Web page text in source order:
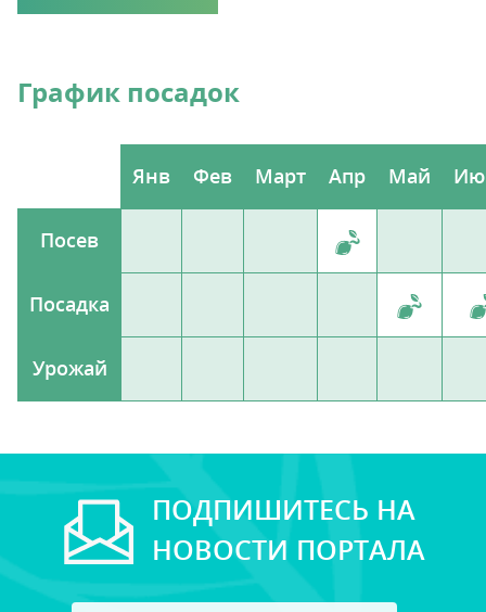
График посадок
Янв Фев Март Апр Май
Посев
Посадка
Урожай
ПОДПИШИТЕСЬ НА
НОВОСТИ ПОРТАЛА